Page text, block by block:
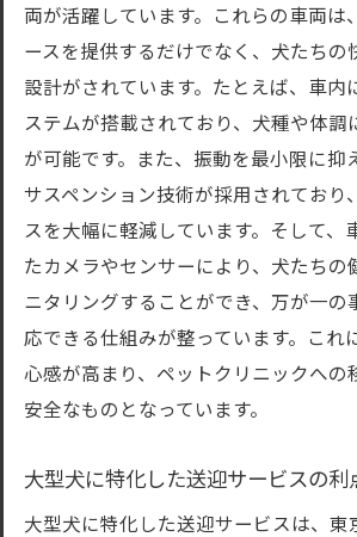
専門スタッフのケアがもた
リラックス促進のための音
中型犬に最適な東京都のペット
選び方
中型犬専用の送迎サービス
サービス選択時のチェック
価格とサービス内容の比較
送迎とペットクリニックの
中型犬の特性に応じたサービ
技術
空気質管理システムの導入
両が活躍しています。これらの車両は
ースを提供するだけでなく、犬たちの
設計がされています。たとえば、車内
ステムが搭載されており、犬種や体調
が可能です。また、振動を最小限に抑
サスペンション技術が採用されており
スを大幅に軽減しています。そして、
たカメラやセンサーにより、犬たちの
ニタリングすることができ、万が一の
応できる仕組みが整っています。これ
心感が高まり、ペットクリニックへの
安全なものとなっています。
大型犬に特化した送迎サービスの利
大型犬に特化した送迎サービスは、東